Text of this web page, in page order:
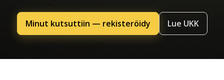
Minut kutsuttiin — rekisteröidy Lue UKK